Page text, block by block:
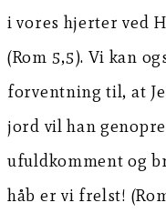
i vores hjerter ved
(Rom 5,5). Vi kan
forventning til, at
jord vil han
ufuldkomment og
håb er vi frelst!